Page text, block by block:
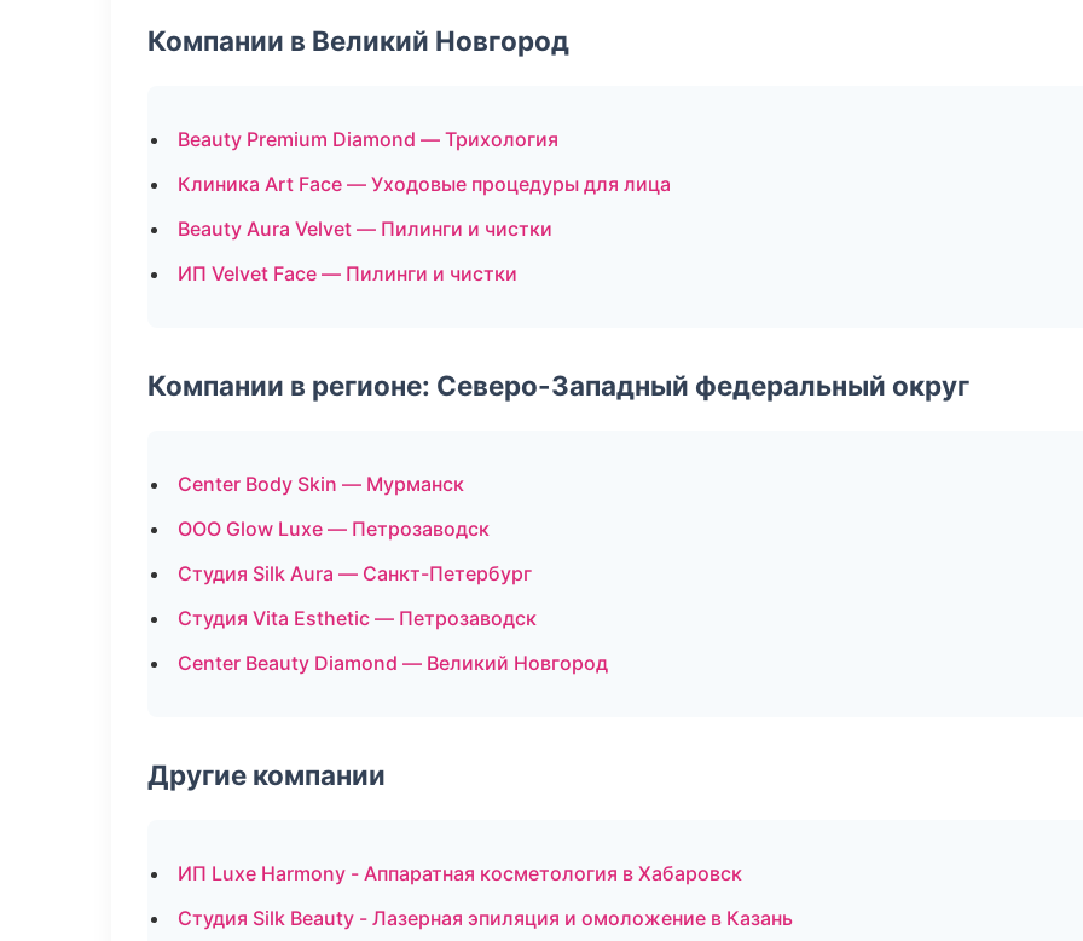
Компании в Великий Новгород
Beauty Premium Diamond — Трихология
Клиника Art Face — Уходовые процедуры для лица
Beauty Aura Velvet — Пилинги и чистки
ИП Velvet Face — Пилинги и чистки
Компании в регионе: Северо-Западный федеральный округ
Center Body Skin — Мурманск
ООО Glow Luxe — Петрозаводск
Студия Silk Aura — Санкт-Петербург
Студия Vita Esthetic — Петрозаводск
Center Beauty Diamond — Великий Новгород
Другие компании
ИП Luxe Harmony - Аппаратная косметология в Хабаровск
Студия Silk Beauty - Лазерная эпиляция и омоложение в Казань